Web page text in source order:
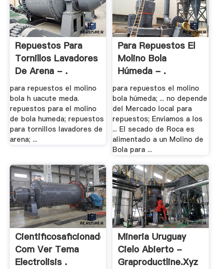
Repuestos Para
Tornillos Lavadores
De Arena - .
para repuestos el molino
bola h uacute meda.
repuestos para el molino
de bola humeda; repuestos
para tornillos lavadores de
arena; ...
Para Repuestos El
Molino Bola
Húmeda - .
para repuestos el molino
bola húmeda; ... no depende
del Mercado local para
repuestos; Enviamos a los
... El secado de Roca es
alimentado a un Molino de
Bola para ...
Cientificosaficionados
Com Ver Tema
Electrolisis .
Mineria Uruguay
Cielo Abierto -
Graproductline.xyz